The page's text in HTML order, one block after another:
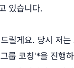
있습니다.
릴게요. 당시 저
룹 코칭'*을 진행